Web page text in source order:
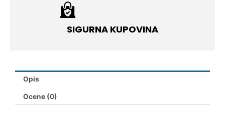
SIGURNA KUPOVINA
Opis
Ocene (0)